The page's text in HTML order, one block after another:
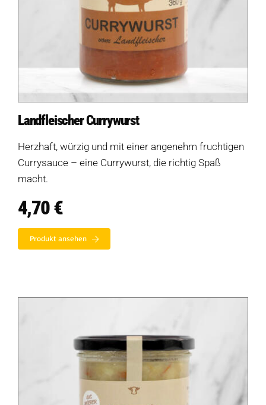
Landfleischer Currywurst
Herzhaft, würzig und mit einer angenehm fruchtigen
Currysauce – eine Currywurst, die richtig Spaß
macht.
4,70€
Produkt ansehen